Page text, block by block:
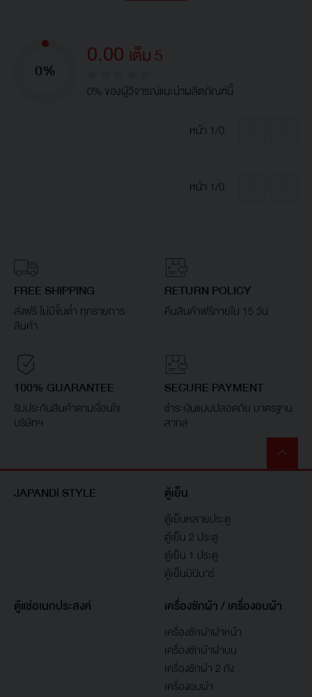
0% 0.00 เต็ม 5
0% ของผู้วิจารณ์แนะนำผลิตภัณฑ์นี้
หน้า 1/0
หน้า 1/0
FREE SHIPPING
ส่งฟรี ไม่มีขั้นต่ำ ทุกรายการ
สินค้า
RETURN POLICY
คืนสินค้าฟรีภายใน 15 วัน
100% GUARANTEE
รับประกันสินค้าตามเงื่อนไข
บริษัทฯ
SECURE PAYMENT
ชำระเงินแบบปลอดภัย มาตรฐาน
สากล
JAPANDi STYLE ตู้เย็น
ตู้เย็นหลายประตู
ตู้เย็น 2 ประตู
ตู้เย็น 1 ประตู
ตู้เย็นมินิบาร์
ตู้แช่อเนกประสงค์ เครื่องซักผ้า / เครื่องอบผ้า
เครื่องซักผ้าฝาหน้า
เครื่องซักผ้าฝาบน
เครื่องซักผ้า 2 ถัง
เครื่องอบผ้า